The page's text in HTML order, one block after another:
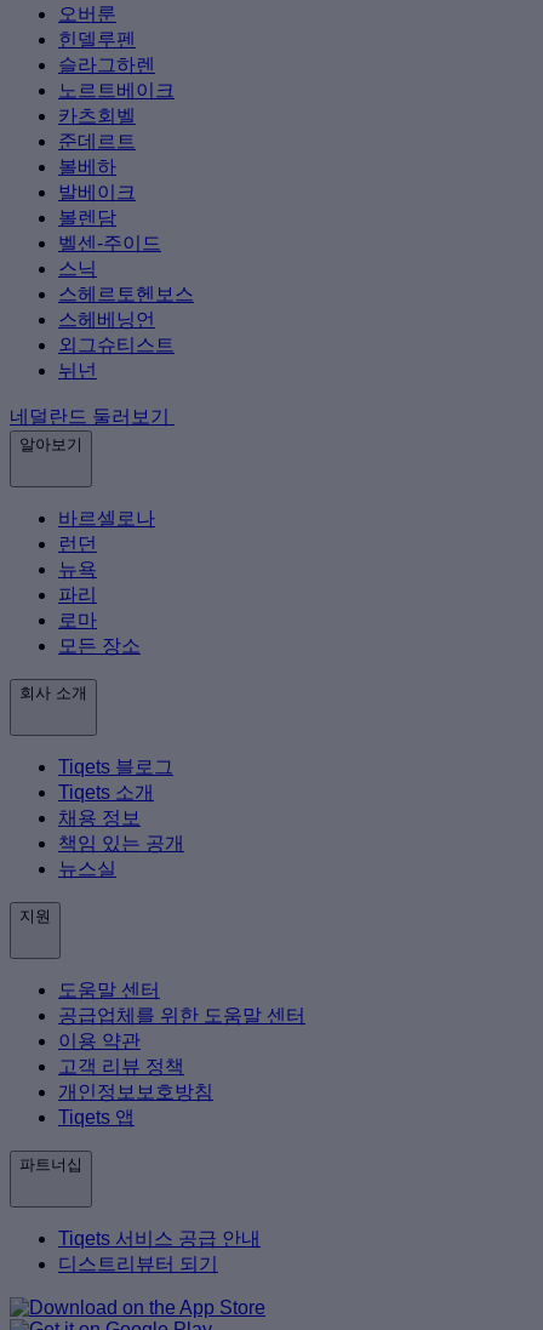
오버룬
힌델루펜
슬라그하렌
노르트베이크
카츠회벨
준데르트
볼베하
발베이크
볼렌담
벨센-주이드
스닉
스헤르토헨보스
스헤베닝언
외그슈티스트
뉘넌
네덜란드 둘러보기
알아보기
바르셀로나
런던
뉴욕
파리
로마
모든 장소
회사 소개
Tiqets 블로그
Tiqets 소개
채용 정보
책임 있는 공개
뉴스실
지원
도움말 센터
공급업체를 위한 도움말 센터
이용 약관
고객 리뷰 정책
개인정보보호방침
Tiqets 앱
파트너십
Tiqets 서비스 공급 안내
디스트리뷰터 되기